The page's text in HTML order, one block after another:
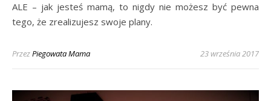
ALE – jak jesteś mamą, to nigdy nie możesz być pewna
tego, że zrealizujesz swoje plany.
PrzezPiegowata Mama 23 września 2017